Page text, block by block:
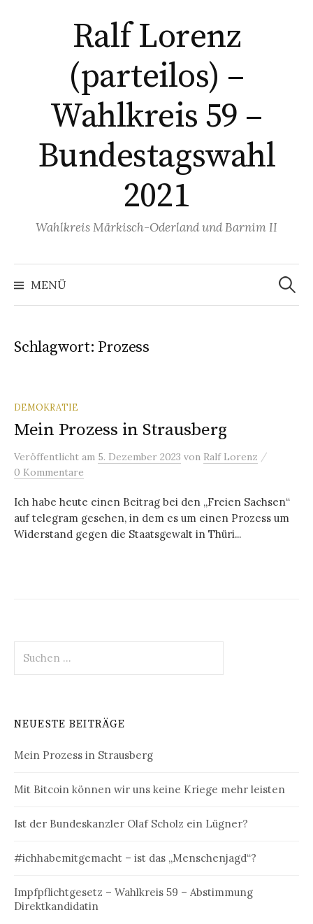
Ralf Lorenz
(parteilos) –
Wahlkreis 59 –
Bundestagswahl
2021
Wahlkreis Märkisch-Oderland und Barnim II
MENÜ
Suchen
nach:
Schlagwort: Prozess
DEMOKRATIE
Mein Prozess in Strausberg
Veröffentlicht am 5. Dezember 2023 von Ralf Lorenz /
0 Kommentare
Ich habe heute einen Beitrag bei den „Freien Sachsen“
auf telegram gesehen, in dem es um einen Prozess um
Widerstand gegen die Staatsgewalt in Thüri...
nach:
NEUESTE BEITRÄGE
Mein Prozess in Strausberg
Mit Bitcoin können wir uns keine Kriege mehr leisten
Ist der Bundeskanzler Olaf Scholz ein Lügner?
#ichhabemitgemacht – ist das „Menschenjagd“?
Impfpflichtgesetz – Wahlkreis 59 – Abstimmung
Direktkandidatin